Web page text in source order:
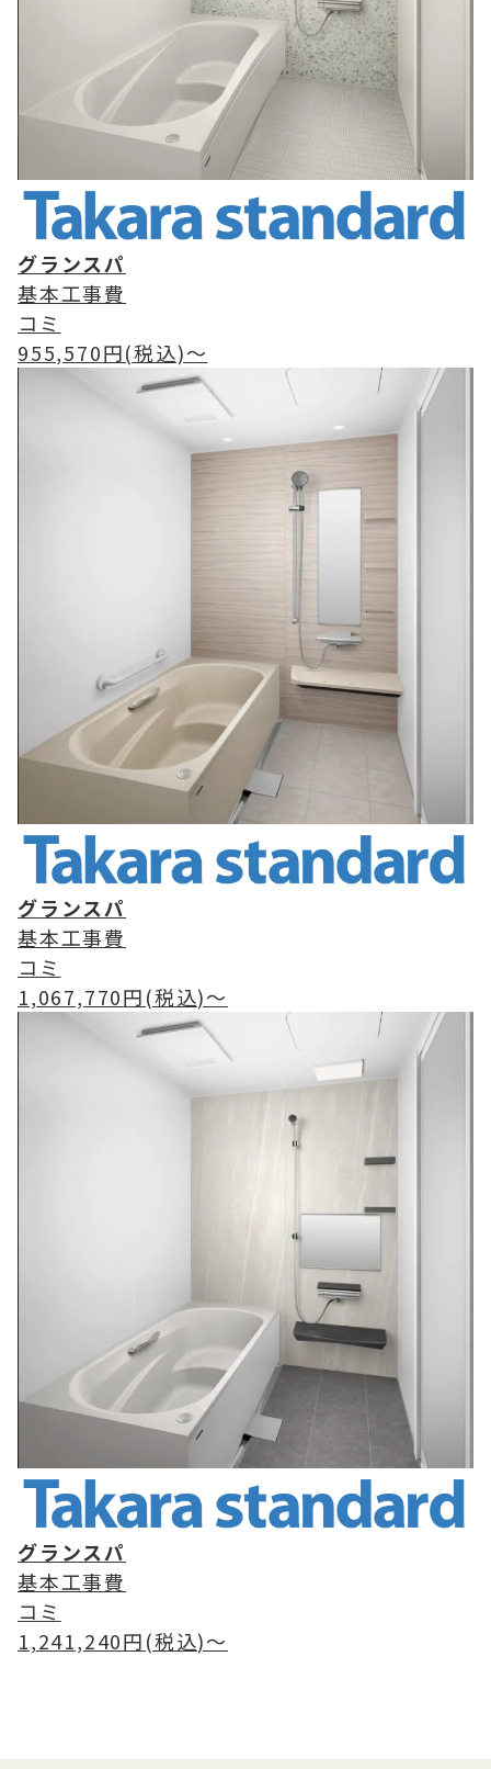
グランスパ
基本工事費
コミ
955,570円(税込)〜
グランスパ
基本工事費
コミ
1,067,770円(税込)〜
グランスパ
基本工事費
コミ
1,241,240円(税込)〜